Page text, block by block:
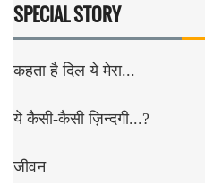
SPECIAL STORY
कहता है दिल ये मेरा...
ये कैसी-कैसी ज़िन्दगी...?
जीवन